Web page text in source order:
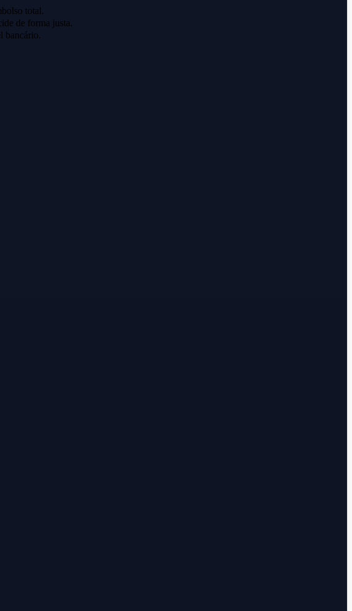
total.
de forma justa.
bancário.